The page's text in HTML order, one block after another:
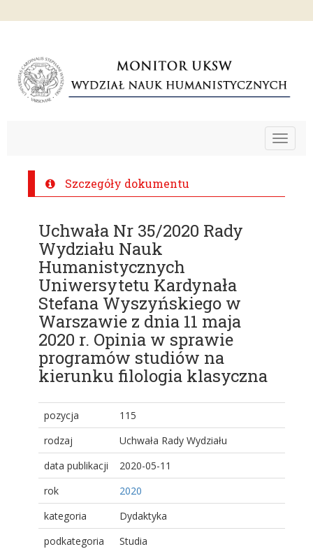
Toggle
Szczegóły dokumentu
Uchwała Nr 35/2020 Rady
Wydziału Nauk
Humanistycznych
Uniwersytetu Kardynała
Stefana Wyszyńskiego w
Warszawie z dnia 11 maja
2020 r. Opinia w sprawie
programów studiów na
kierunku filologia klasyczna
pozycja
115
rodzaj
Uchwała Rady Wydziału
data publikacji
2020-05-11
rok
2020
kategoria
Dydaktyka
podkategoria
Studia